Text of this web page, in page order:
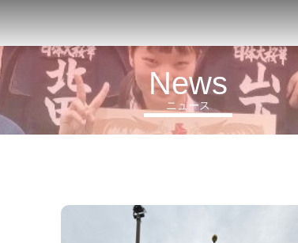
ニュース
News